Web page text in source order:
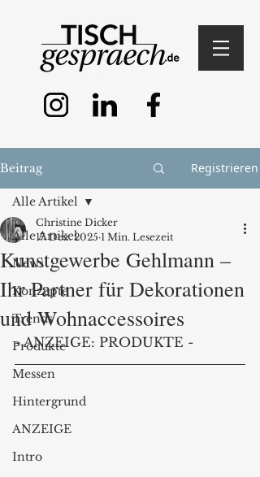
Beitrag Registrieren
Alle Artikel
News
Konzepte
Trends
Produkte
Messen
Hintergrund
ANZEIGE
Intro
Alle Artikel
Kunstgewerbe Gehlmann –
Ihr Partner für Dekorationen
und Wohnaccessoires
Christine Dicker
17. Dez. 2025 1 Min. Lesezeit
- ANZEIGE: PRODUKTE -